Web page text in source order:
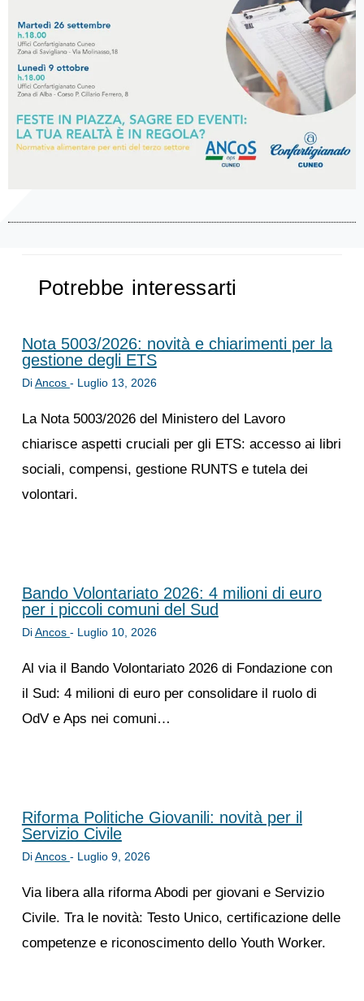
Potrebbe interessarti
Nota 5003/2026: novità e chiarimenti per la
gestione degli ETS
DiAncos - Luglio 13, 2026
La Nota 5003/2026 del Ministero del Lavoro
chiarisce aspetti cruciali per gli ETS: accesso ai libri
sociali, compensi, gestione RUNTS e tutela dei
volontari.
Bando Volontariato 2026: 4 milioni di euro
per i piccoli comuni del Sud
DiAncos - Luglio 10, 2026
Al via il Bando Volontariato 2026 di Fondazione con
il Sud: 4 milioni di euro per consolidare il ruolo di
OdV e Aps nei comuni…
Riforma Politiche Giovanili: novità per il
Servizio Civile
DiAncos - Luglio 9, 2026
Via libera alla riforma Abodi per giovani e Servizio
Civile. Tra le novità: Testo Unico, certificazione delle
competenze e riconoscimento dello Youth Worker.